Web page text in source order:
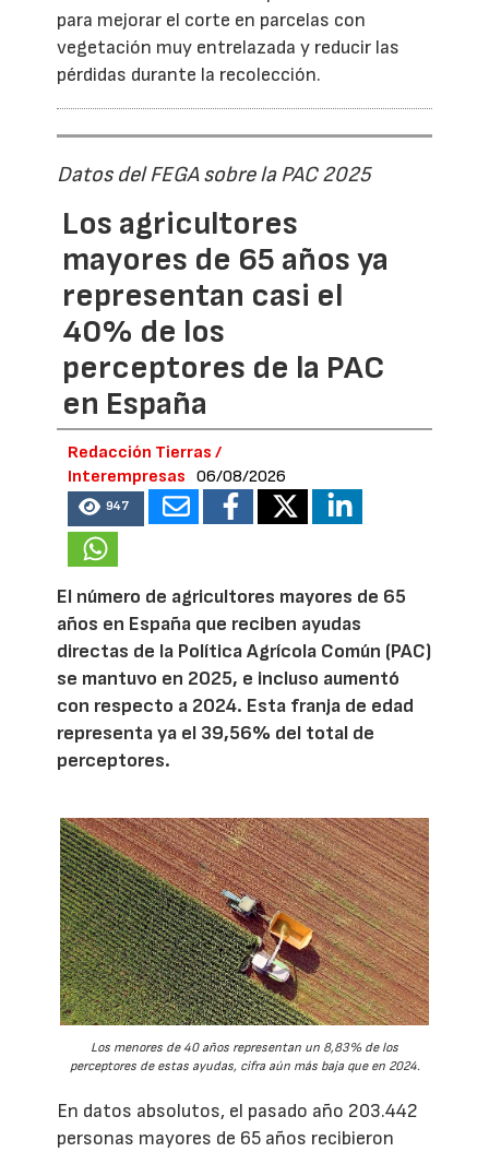
para mejorar el corte en parcelas con
vegetación muy entrelazada y reducir las
pérdidas durante la recolección.
Datos del FEGA sobre la PAC 2025
Los agricultores
mayores de 65 años ya
representan casi el
40% de los
perceptores de la PAC
en España
Redacción Tierras /
Interempresas
06/08/2026
947
El número de agricultores mayores de 65
años en España que reciben ayudas
directas de la Política Agrícola Común (PAC)
se mantuvo en 2025, e incluso aumentó
con respecto a 2024. Esta franja de edad
representa ya el 39,56% del total de
perceptores.
Los menores de 40 años representan un 8,83% de los
perceptores de estas ayudas, cifra aún más baja que en 2024.
En datos absolutos, el pasado año 203.442
personas mayores de 65 años recibieron